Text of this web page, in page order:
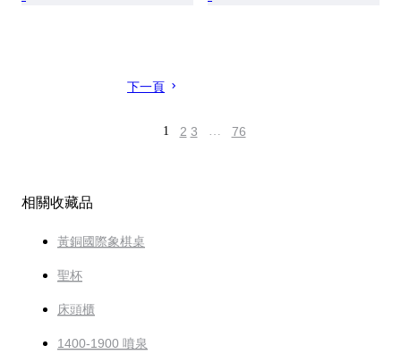
下一頁
1 2 3 … 76
相關收藏品
黃銅國際象棋桌
聖杯
床頭櫃
1400-1900 噴泉